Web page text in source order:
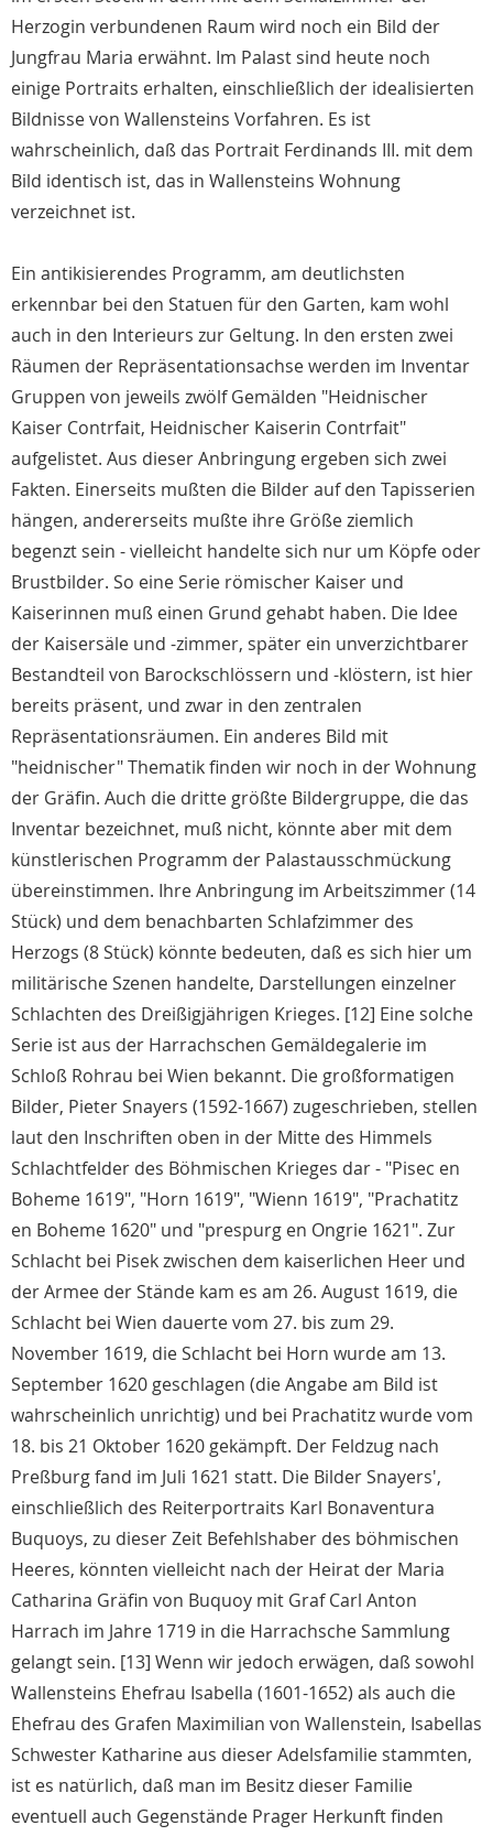
Herzogin verbundenen Raum wird noch ein Bild der
Jungfrau Maria erwähnt. Im Palast sind heute noch
einige Portraits erhalten, einschließlich der idealisierten
Bildnisse von Wallensteins Vorfahren. Es ist
wahrscheinlich, daß das Portrait Ferdinands III. mit dem
Bild identisch ist, das in Wallensteins Wohnung
verzeichnet ist.
Ein antikisierendes Programm, am deutlichsten
erkennbar bei den Statuen für den Garten, kam wohl
auch in den Interieurs zur Geltung. In den ersten zwei
Räumen der Repräsentationsachse werden im Inventar
Gruppen von jeweils zwölf Gemälden "Heidnischer
Kaiser Contrfait, Heidnischer Kaiserin Contrfait"
aufgelistet. Aus dieser Anbringung ergeben sich zwei
Fakten. Einerseits mußten die Bilder auf den Tapisserien
hängen, andererseits mußte ihre Größe ziemlich
begenzt sein - vielleicht handelte sich nur um Köpfe oder
Brustbilder. So eine Serie römischer Kaiser und
Kaiserinnen muß einen Grund gehabt haben. Die Idee
der Kaisersäle und -zimmer, später ein unverzichtbarer
Bestandteil von Barockschlössern und -klöstern, ist hier
bereits präsent, und zwar in den zentralen
Repräsentationsräumen. Ein anderes Bild mit
"heidnischer" Thematik finden wir noch in der Wohnung
der Gräfin. Auch die dritte größte Bildergruppe, die das
Inventar bezeichnet, muß nicht, könnte aber mit dem
künstlerischen Programm der Palastausschmückung
übereinstimmen. Ihre Anbringung im Arbeitszimmer (14
Stück) und dem benachbarten Schlafzimmer des
Herzogs (8 Stück) könnte bedeuten, daß es sich hier um
militärische Szenen handelte, Darstellungen einzelner
Schlachten des Dreißigjährigen Krieges. [12] Eine solche
Serie ist aus der Harrachschen Gemäldegalerie im
Schloß Rohrau bei Wien bekannt. Die großformatigen
Bilder, Pieter Snayers (1592-1667) zugeschrieben, stellen
laut den Inschriften oben in der Mitte des Himmels
Schlachtfelder des Böhmischen Krieges dar - "Pisec en
Boheme 1619", "Horn 1619", "Wienn 1619", "Prachatitz
en Boheme 1620" und "prespurg en Ongrie 1621". Zur
Schlacht bei Pisek zwischen dem kaiserlichen Heer und
der Armee der Stände kam es am 26. August 1619, die
Schlacht bei Wien dauerte vom 27. bis zum 29.
November 1619, die Schlacht bei Horn wurde am 13.
September 1620 geschlagen (die Angabe am Bild ist
wahrscheinlich unrichtig) und bei Prachatitz wurde vom
18. bis 21 Oktober 1620 gekämpft. Der Feldzug nach
Preßburg fand im Juli 1621 statt. Die Bilder Snayers',
einschließlich des Reiterportraits Karl Bonaventura
Buquoys, zu dieser Zeit Befehlshaber des böhmischen
Heeres, könnten vielleicht nach der Heirat der Maria
Catharina Gräfin von Buquoy mit Graf Carl Anton
Harrach im Jahre 1719 in die Harrachsche Sammlung
gelangt sein. [13] Wenn wir jedoch erwägen, daß sowohl
Wallensteins Ehefrau Isabella (1601-1652) als auch die
Ehefrau des Grafen Maximilian von Wallenstein, Isabellas
Schwester Katharine aus dieser Adelsfamilie stammten,
ist es natürlich, daß man im Besitz dieser Familie
eventuell auch Gegenstände Prager Herkunft finden